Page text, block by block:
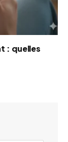
: quelles